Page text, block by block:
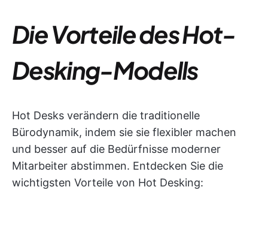
Die Vorteile des Hot-
Desking-Modells
Hot Desks verändern die traditionelle
Bürodynamik, indem sie sie flexibler machen
und besser auf die Bedürfnisse moderner
Mitarbeiter abstimmen. Entdecken Sie die
wichtigsten Vorteile von Hot Desking: